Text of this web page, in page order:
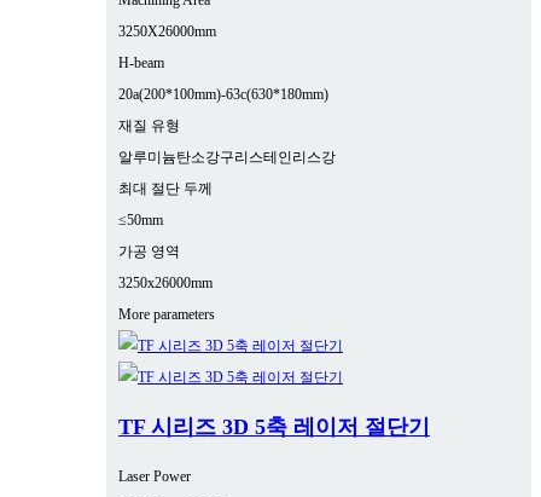
3250X26000mm
H-beam
20a(200*100mm)-63c(630*180mm)
재질 유형
알루미늄탄소강구리 스테인리스강
최대 절단 두께
≤50mm
가공 영역
3250x26000mm
More parameters
TF 시리즈 3D 5축 레이저 절단기
Laser Power